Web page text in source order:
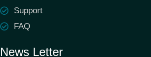
Support
FAQ
News Letter